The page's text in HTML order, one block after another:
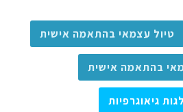
טיול עצמאי בהתאמה אישית
בהתאמה אישית
גיאוגרפיות